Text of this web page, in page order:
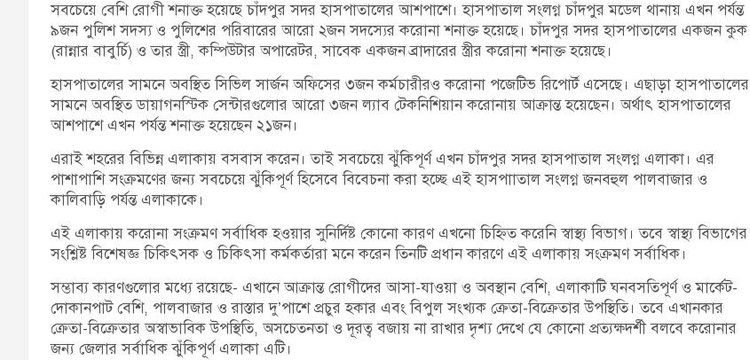
সবচেয়ে বেশি রোগী শনাক্ত হয়েছে চাঁদপুর সদর হাসপাতালের আশপাশে। হাসপাতাল সংলগ্ন চাঁদপুর মডেল থানায় এখন পর্যন্ত
৯জন পুলিশ সদস্য ও পুলিশের পরিবারের আরো ২জন সদস্যের করোনা শনাক্ত হয়েছে। চাঁদপুর সদর হাসপাতালের একজন কুক
(রান্নার বাবুর্চি) ও তার স্ত্রী, কম্পিউটার অপারেটর, সাবেক একজন ব্রাদারের স্ত্রীর করোনা শনাক্ত হয়েছে।
হাসপাতালের সামনে অবস্থিত সিভিল সার্জন অফিসের ৩জন কর্মচারীরও করোনা পজেটিভ রিপোর্ট এসেছে। এছাড়া হাসপাতালের
সামনে অবস্থিত ডায়াগনস্টিক সেন্টারগুলোর আরো ৩জন ল্যাব টেকনিশিয়ান করোনায় আক্রান্ত হয়েছেন। অর্থাৎ হাসপাতালের
আশপাশে এখন পর্যন্ত শনাক্ত হয়েছেন ২১জন।
এরাই শহরের বিভিন্ন এলাকায় বসবাস করেন। তাই সবচেয়ে ঝুঁকিপূর্ণ এখন চাঁদপুর সদর হাসপাতাল সংলগ্ন এলাকা। এর
পাশাপাশি সংক্রমণের জন্য সবচেয়ে ঝুঁকিপূর্ণ হিসেবে বিবেচনা করা হচ্ছে এই হাসপাাতাল সংলগ্ন জনবহুল পালবাজার ও
কালিবাড়ি পর্যন্ত এলাকাকে।
এই এলাকায় করোনা সংক্রমণ সর্বাধিক হওয়ার সুনির্দিষ্ট কোনো কারণ এখনো চিহ্নিত করেনি স্বাস্থ্য বিভাগ। তবে স্বাস্থ্য বিভাগের
সংশ্লিষ্ট বিশেষজ্ঞ চিকিৎসক ও চিকিৎসা কর্মকর্তারা মনে করেন তিনটি প্রধান কারণে এই এলাকায় সংক্রমণ সর্বাধিক।
সম্ভাব্য কারণগুলোর মধ্যে রয়েছে- এখানে আক্রান্ত রোগীদের আসা-যাওয়া ও অবস্থান বেশি, এলাকাটি ঘনবসতিপূর্ণ ও মার্কেট-
দোকানপাট বেশি, পালবাজার ও রাস্তার দু’পাশে প্রচুর হকার এবং বিপুল সংখ্যক ক্রেতা-বিক্রেতার উপস্থিতি। তবে এখানকার
ক্রেতা-বিক্রেতার অস্বাভাবিক উপস্থিতি, অসচেতনতা ও দূরত্ব বজায় না রাখার দৃশ্য দেখে যে কোনো প্রত্যক্ষদর্শী বলবে করোনার
জন্য জেলার সর্বাধিক ঝুঁকিপূর্ণ এলাকা এটি।